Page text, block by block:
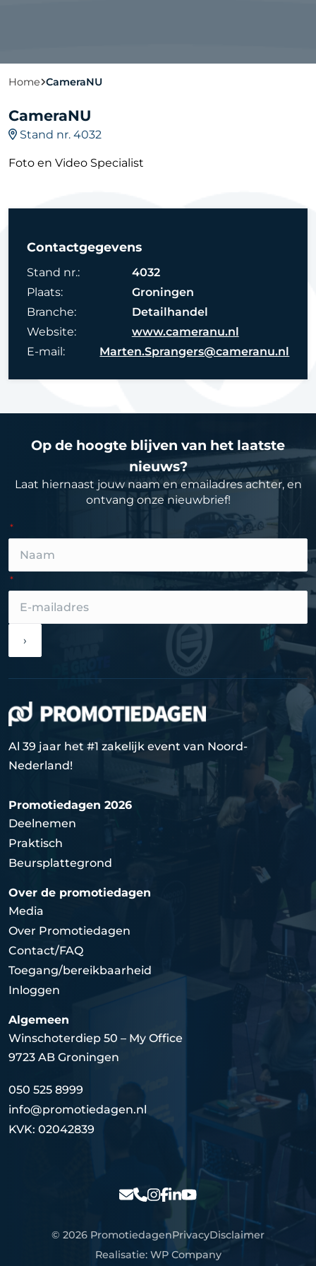
Home CameraNU
CameraNU
Stand nr. 4032
Foto en Video Specialist
Contactgegevens
Stand nr.:
4032
Plaats:
Groningen
Branche:
Detailhandel
Website:
www.cameranu.nl
E-mail:
Marten.Sprangers@cameranu.nl
Op de hoogte blijven van het laatste
nieuws?
Laat hiernaast jouw naam en emailadres achter, en
ontvang onze nieuwbrief!
›
Al 39 jaar het #1 zakelijk event van Noord-
Nederland!
Promotiedagen 2026
Deelnemen
Praktisch
Beursplattegrond
Over de promotiedagen
Media
Over Promotiedagen
Contact/FAQ
Toegang/bereikbaarheid
Inloggen
Algemeen
Winschoterdiep 50 – My Office
9723 AB Groningen
050 525 8999
info@promotiedagen.nl
KVK: 02042839
© 2026 PromotiedagenPrivacyDisclaimer
Realisatie: WP Company